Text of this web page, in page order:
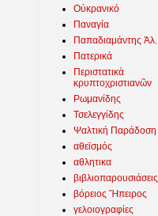
Οὐκρανικό
Παναγία
Παπαδιαμάντης Ἀλ.
Πατερικά
Περιστατικὰ
κρυπτοχριστιανῶν
Ρωμανίδης
Τσελεγγίδης
Ψαλτική Παράδοση
αθεϊσμός
αθλητικα
βιβλιοπαρουσιάσεις
βόρειος Ἤπειρος
γελοιογραφίες